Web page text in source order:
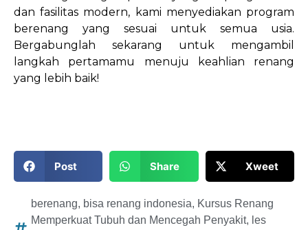
dan fasilitas modern, kami menyediakan program
berenang yang sesuai untuk semua usia.
Bergabunglah sekarang untuk mengambil
langkah pertamamu menuju keahlian renang
yang lebih baik!
Post Share Xweet
berenang, bisa renang indonesia, Kursus Renang
Memperkuat Tubuh dan Mencegah Penyakit, les